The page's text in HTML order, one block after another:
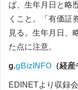
ば、生年月日と略
くこと。「有価証
見る。生年月日、
た点に注意。
g.gBizINFO （経
EDINETより収録